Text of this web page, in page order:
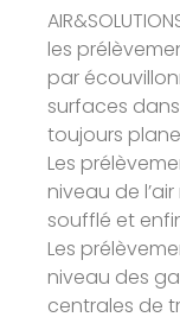
les
par
surfaces
toujours
Les
niveau de
soufflé et
Les
niveau des
centrales de